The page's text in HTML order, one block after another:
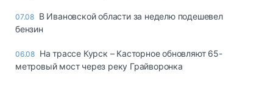
07.08 В Ивановской области за неделю подешевел
бензин
06.08 На трассе Курск – Касторное обновляют 65-
метровый мост через реку Грайворонка